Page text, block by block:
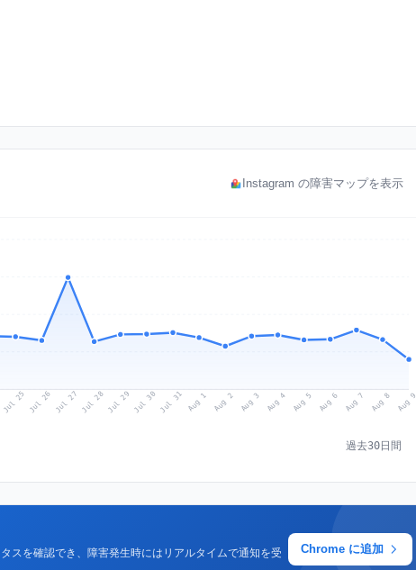
Instagram の障害マップを表示
Jul 25 Jul 26 Jul 27 Jul 28Jul 29 Jul 30 Jul 31 Aug 1 Aug 2 Aug 3 Aug 4 Aug 5 Aug 6 Aug 7 Aug 8 Aug 9
過去30日間
スを確認でき、障害発生時にはリアルタイムで通知を受
Chrome に追加